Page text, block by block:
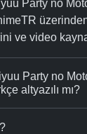
Party no
ve video
Party no
altyazılı mı?